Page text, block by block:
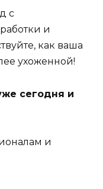
с
и
как ваша
ухоженной!
сегодня и
и